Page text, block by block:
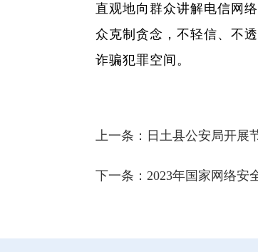
直观地向群众讲解电信网
众克制贪念，不轻信、不
诈骗犯罪空间。
上一条： 日土县公安局开展
下一条： 2023年国家网络